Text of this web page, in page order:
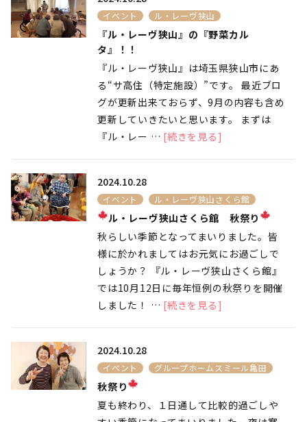
イベント ル・レーヴ狭山
『ル・レーヴ狭山』の『野菜カル
タ』！！
『ル・レーヴ狭山』は埼玉県狭山市にあ
る“サ高住（特定施設）”です。 最近ブロ
グが更新出来ておらず、9月の内容も含め
更新していきたいと思います。 まずは
『ル・レー … [続きを見る]
2024.10.28
イベント ル・レーヴ狭山さくら館
ル・レーヴ狭山さくら館 秋祭り
秋らしい季節となってまいりました。皆
様に於かれましてはお元気にお過ごしで
しょうか？ 『ル・レーヴ狭山さくら館』
では10月12日に毎年恒例の秋祭りを開催
しました！ … [続きを見る]
2024.10.28
イベント グループホームスミール亀田
秋祭り
夏も終わり、１日通して比較的過ごしや